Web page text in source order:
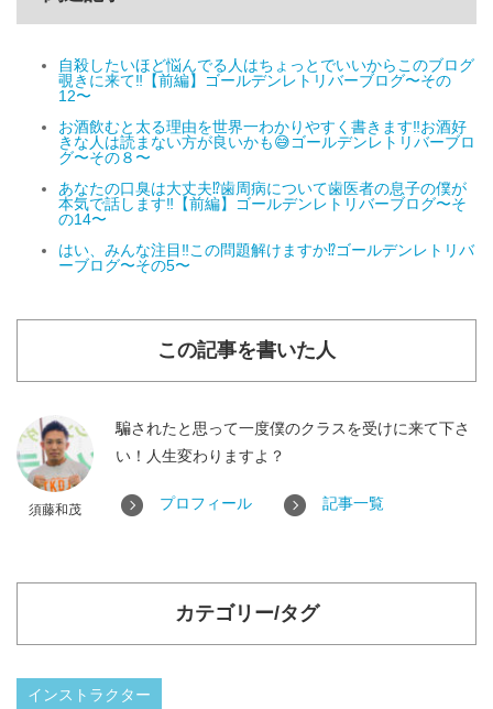
自殺したいほど悩んでる人はちょっとでいいからこのブログ
覗きに来て‼️【前編】ゴールデンレトリバーブログ〜その
12〜
お酒飲むと太る理由を世界一わかりやすく書きます‼️お酒好
きな人は読まない方が良いかも😅ゴールデンレトリバーブロ
グ〜その８〜
あなたの口臭は大丈夫⁉️歯周病について歯医者の息子の僕が
本気で話します‼️【前編】ゴールデンレトリバーブログ〜そ
の14〜
はい、みんな注目‼️この問題解けますか⁉️ゴールデンレトリバ
ーブログ〜その5〜
この記事を書いた人
須藤和茂
騙されたと思って一度僕のクラスを受けに来て下さ
い！人生変わりますよ？
プロフィール 記事一覧
カテゴリー/タグ
インストラクター